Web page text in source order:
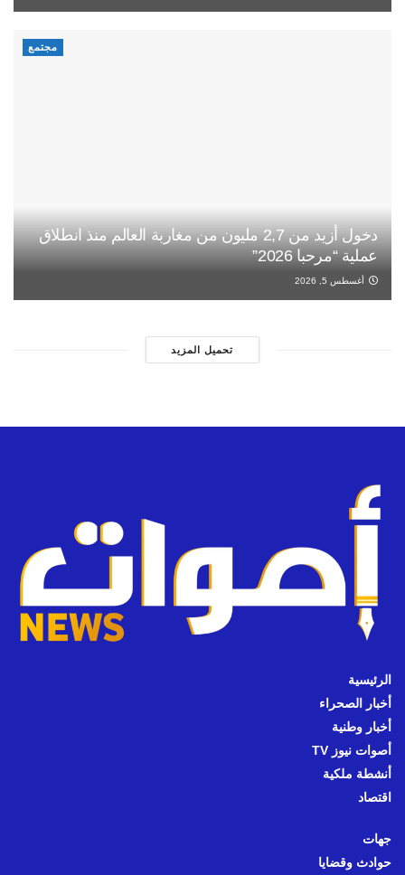
مجتمع
دخول أزيد من 2,7 مليون من مغاربة العالم منذ انطلاق
عملية “مرحبا 2026”
أغسطس 5, 2026
تحميل المزيد
الرئيسية
أخبار الصحراء
أخبار وطنية
أصوات نيوز TV
أنشطة ملكية
اقتصاد
جهات
حوادث وقضايا